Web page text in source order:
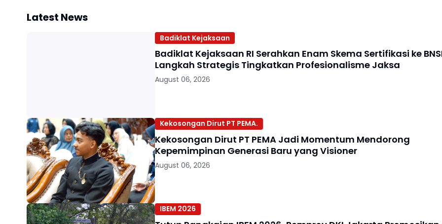
Latest News
Badiklat Kejaksaan
Badiklat Kejaksaan RI Serahkan Enam Skema Sertifikasi ke
Langkah Strategis Tingkatkan Profesionalisme Jaksa
August 06, 2026
Kekosongan Dirut PT PEMA.
Kekosongan Dirut PT PEMA Jadi Momentum Mendorong
Kepemimpinan Generasi Baru yang Visioner
August 06, 2026
IBEM 2026